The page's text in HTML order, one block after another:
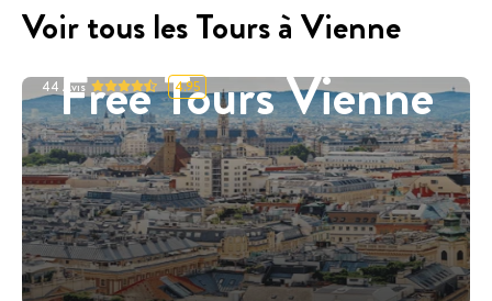
Voir tous les Tours à Vienne
Free Tours Vienne
44 Avis 4.95